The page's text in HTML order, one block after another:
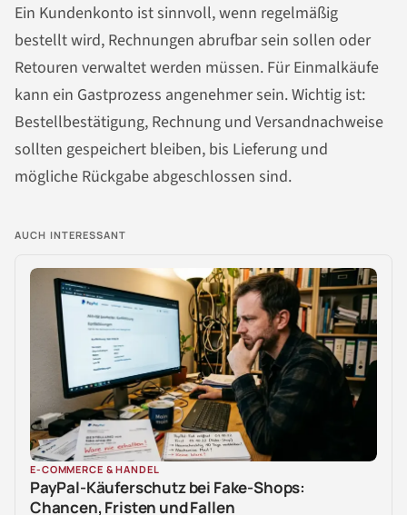
Ein Kundenkonto ist sinnvoll, wenn regelmäßig
bestellt wird, Rechnungen abrufbar sein sollen oder
Retouren verwaltet werden müssen. Für Einmalkäufe
kann ein Gastprozess angenehmer sein. Wichtig ist:
Bestellbestätigung, Rechnung und Versandnachweise
sollten gespeichert bleiben, bis Lieferung und
mögliche Rückgabe abgeschlossen sind.
AUCH INTERESSANT
E-COMMERCE & HANDEL
PayPal-Käuferschutz bei Fake-Shops:
Chancen, Fristen und Fallen